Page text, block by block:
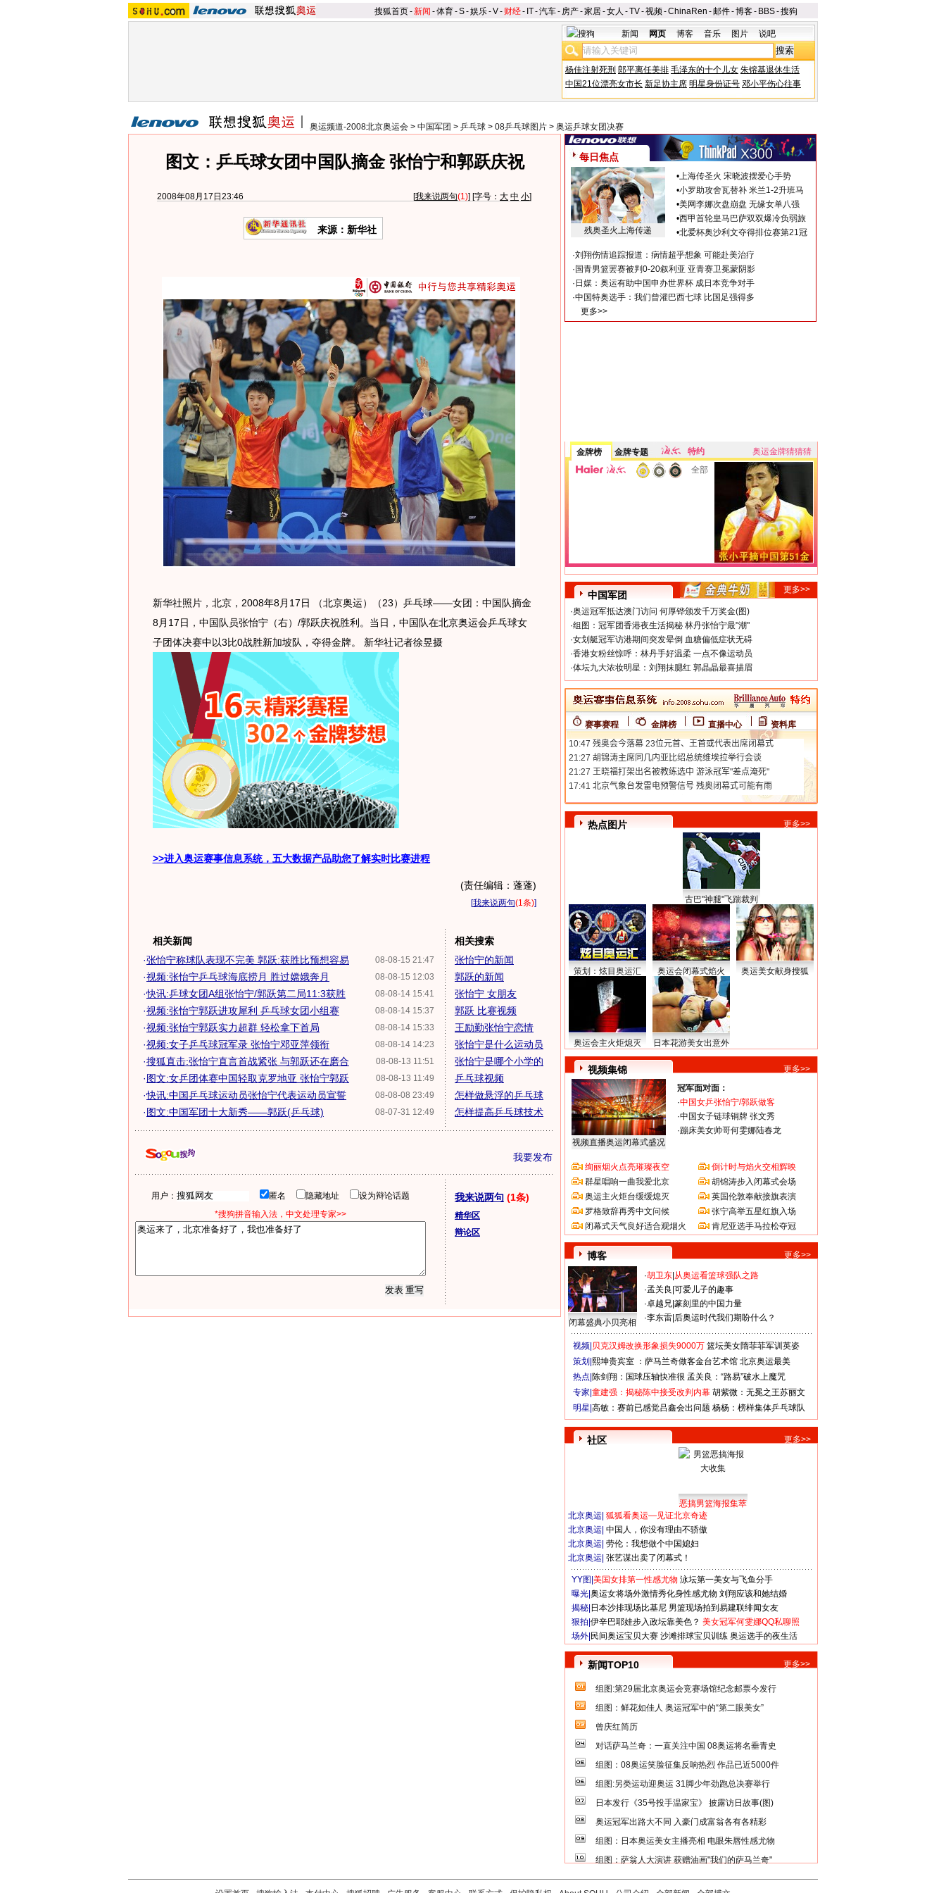
搜狐首页-新闻 -体育-S-娱乐-V- 财经- IT-汽车- 房产-家居-女人 -TV-视频-ChinaRen -邮件-博客- BBS-搜狗
新闻 网页 博客 音乐 图片 说吧
杨佳注射死刑 郎平离任美排 毛泽东的十个儿女 朱镕基退休生活
中国21位漂亮女市长 新足协主席 明星身份证号 邓小平伤心往事
奥运频道-2008北京奥运会 > 中国军团 > 乒乓球 > 08乒乓球图片 > 奥运乒球女团决赛
图文：乒乓球女团中国队摘金 张怡宁和郭跃庆祝
2008年08月17日23:46 [我来说两句(1)] [字号： 大 中 小]
来源：新华社
新华社照片，北京，2008年8月17日 （北京奥运）（23）乒乓球——女团：中国队摘金
8月17日，中国队员张怡宁（右）/郭跃庆祝胜利。当日，中国队在北京奥运会乒乓球女
子团体决赛中以3比0战胜新加坡队，夺得金牌。 新华社记者徐昱摄
>>进入奥运赛事信息系统，五大数据产品助您了解实时比赛进程
(责任编辑：蓬蓬)
[我来说两句(1条)]
相关新闻
08-08-15 21:47
·张怡宁称球队表现不完美 郭跃:获胜比预想容易
08-08-15 12:03
·视频:张怡宁乒乓球海底捞月 胜过嫦娥奔月
08-08-14 15:41
·快讯:乒球女团A组张怡宁/郭跃第二局11:3获胜
08-08-14 15:37
·视频:张怡宁郭跃进攻犀利 乒乓球女团小组赛
08-08-14 15:33
·视频:张怡宁郭跃实力超群 轻松拿下首局
08-08-14 14:23
·视频:女子乒乓球冠军录 张怡宁邓亚萍领衔
08-08-13 11:51
·搜狐直击:张怡宁直言首战紧张 与郭跃还在磨合
08-08-13 11:49
·图文:女乒团体赛中国轻取克罗地亚 张怡宁郭跃
08-08-08 23:49
·快讯:中国乒乓球运动员张怡宁代表运动员宣誓
08-07-31 12:49
·图文:中国军团十大新秀——郭跃(乒乓球)
相关搜索
张怡宁的新闻
郭跃的新闻
张怡宁 女朋友
郭跃 比赛视频
王励勤张怡宁恋情
张怡宁是什么运动员
张怡宁是哪个小学的
乒乓球视频
怎样做悬浮的乒乓球
怎样提高乒乓球技术
我要发布
用户： 匿名 隐藏地址
设为辩论话题
*搜狗拼音输入法，中文处理专家>>
我来说两句 (1条)
精华区
辩论区
每日焦点
残奥圣火上海传递
•上海传圣火 宋晓波摆爱心手势
•小罗助攻舍瓦替补 米兰1-2升班马
•美网李娜次盘崩盘 无缘女单八强
•西甲首轮皇马巴萨双双爆冷负弱旅
•北爱杯奥沙利文夺得排位赛第21冠
·刘翔伤情追踪报道：病情超乎想象 可能赴美治疗
· 国青男篮罢赛被判0-20叙利亚 亚青赛卫冕蒙阴影
· 日媒：奥运有助中国申办世界杯 成日本竞争对手
·中国特奥选手：我们曾灌巴西七球 比国足强得多
更多>>
金牌榜 金牌专题 特约
奥运金牌猜猜猜
全部
中国军团
更多>>
·奥运冠军抵达澳门访问 何厚铧颁发千万奖金(图)
·组图：冠军团香港夜生活揭秘 林丹张怡宁最"潮"
·女划艇冠军访港期间突发晕倒 血糖偏低症状无碍
·香港女粉丝惊呼：林丹手好温柔 一点不像运动员
·体坛九大浓妆明星：刘翔抹腮红 郭晶晶最喜描眉
赛事赛程 金牌榜 直播中心 资料库
热点图片 更多>>
古巴"神腿"飞踹裁判
策划：炫目奥运汇 奥运会闭幕式焰火 奥运美女献身搜狐
奥运会主火炬熄灭 日本花游美女出意外
视频集锦 更多>>
视频直播奥运闭幕式盛况
冠军面对面：
·中国女乒张怡宁/郭跃做客
·中国女子链球铜牌 张文秀
·蹦床美女帅哥何雯娜陆春龙
绚丽烟火点亮璀璨夜空
群星唱响一曲我爱北京
奥运主火炬台缓缓熄灭
罗格致辞再秀中文问候
闭幕式天气良好适合观烟火
倒计时与焰火交相辉映
胡锦涛步入闭幕式会场
英国伦敦奉献接旗表演
张宁高举五星红旗入场
肯尼亚选手马拉松夺冠
博客 更多>>
闭幕盛典小贝亮相
·胡卫东 从奥运看篮球强队之路
·孟关良 可爱儿子的趣事
·卓越兄 篆刻里的中国力量
·李东雷 后奥运时代我们期盼什么？
视频| 贝克汉姆改换形象损失9000万 篮坛美女隋菲菲军训英姿
策划| 熙坤贵宾室 ：萨马兰奇做客金台艺术馆 北京奥运最美
热点| 陈剑翔：国球压轴快准很 孟关良：“路易”破水上魔咒
专家| 童建强：揭秘陈中接受改判内幕 胡紫微：无冕之王苏丽文
明星| 高敏：赛前已感觉吕鑫会出问题 杨杨：榜样集体乒乓球队
社区 更多>>
恶搞男篮海报集萃
北京奥运 狐狐看奥运—见证北京奇迹
北京奥运 中国人，你没有理由不骄傲
北京奥运 劳伦：我想做个中国媳妇
北京奥运 张艺谋出卖了闭幕式！
YY图| 美国女排第一性感尤物 泳坛第一美女与飞鱼分手
曝光| 奥运女将场外激情秀化身性感尤物 刘翔应该和她结婚
揭秘| 日本沙排现场比基尼 男篮现场拍到易建联绯闻女友
狠拍| 伊辛巴耶娃步入政坛靠美色？ 美女冠军何雯娜QQ私聊照
场外| 民间奥运宝贝大赛 沙滩排球宝贝训练 奥运选手的夜生活
新闻TOP10 更多>>
组图:第29届北京奥运会竞赛场馆纪念邮票今发行
组图：鲜花如佳人 奥运冠军中的“第二眼美女”
曾庆红简历
对话萨马兰奇：一直关注中国 08奥运将名垂青史
组图：08奥运笑脸征集反响热烈 作品已近5000件
组图:另类运动迎奥运 31脚少年劲跑总决赛举行
日本发行《35号投手温家宝》 披露访日故事(图)
奥运冠军出路大不同 入豪门成富翁各有各精彩
组图：日本奥运美女主播亮相 电眼朱唇性感尤物
组图：萨翁人大演讲 获赠油画"我们的萨马兰奇"